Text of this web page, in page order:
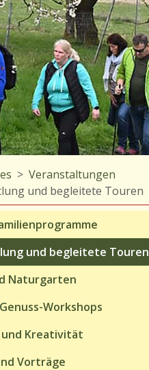
Veranstaltungen
und begleitete Touren
und begleitete Touren
Naturgarten
Workshops
Kreativität
Vorträge